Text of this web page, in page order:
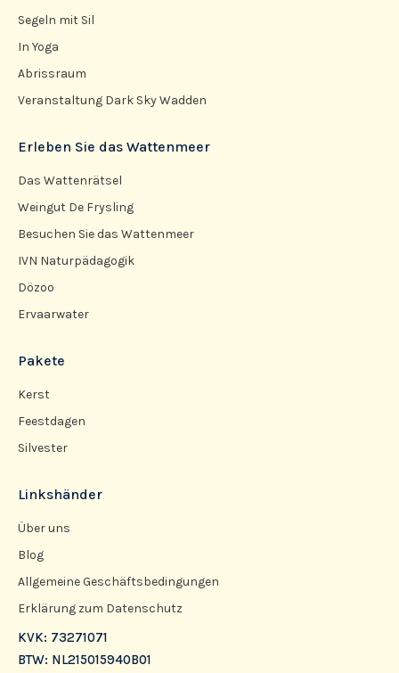
Segeln mit Sil
In Yoga
Abrissraum
Veranstaltung Dark Sky Wadden
Erleben Sie das Wattenmeer
Das Wattenrätsel
Weingut De Frysling
Besuchen Sie das Wattenmeer
IVN Naturpädagogik
Dözoo
Ervaarwater
Pakete
Kerst
Feestdagen
Silvester
Linkshänder
Über uns
Blog
Allgemeine Geschäftsbedingungen
Erklärung zum Datenschutz
KVK: 73271071
BTW: NL215015940B01